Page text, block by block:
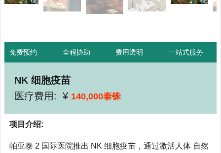
免费预约 全程协助 费用透明 一站式服务
NK 细胞疫苗
医疗费用: ¥ 140,000泰铢
项目介绍:
帕亚泰 2 国际医院推出 NK 细胞疫苗，通过激活人体 自然